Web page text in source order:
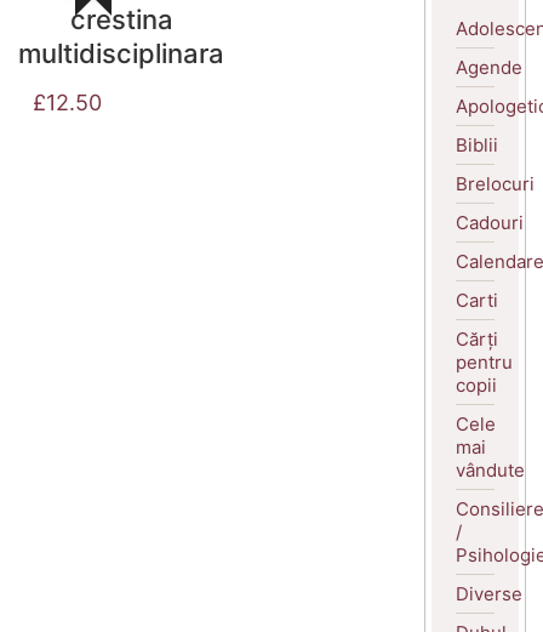
crestina
multidisciplinara
£12.50
Agende
Biblii
Brelocuri
Cadouri
Calendare
Carti
Cărți
pentru
copii
Cele
mai
vândute
Consiliere
/
Diverse